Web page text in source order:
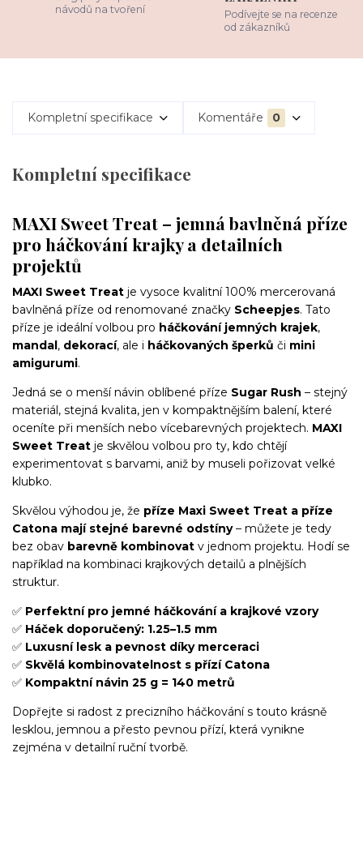
návodů na tvoření
Podívejte se na recenze
od zákazníků
Kompletní specifikace Komentáře 0
Kompletní specifikace
MAXI Sweet Treat – jemná bavlněná příze
pro háčkování krajky a detailních
projektů
MAXI Sweet Treat je vysoce kvalitní 100% mercerovaná
bavlněná příze od renomované značky Scheepjes. Tato
příze je ideální volbou pro háčkování jemných krajek,
mandal, dekorací, ale i háčkovaných šperků či mini
amigurumi.
Jedná se o menší návin oblíbené příze Sugar Rush – stejný
materiál, stejná kvalita, jen v kompaktnějším balení, které
oceníte při menších nebo vícebarevných projektech. MAXI
Sweet Treat je skvělou volbou pro ty, kdo chtějí
experimentovat s barvami, aniž by museli pořizovat velké
klubko.
Skvělou výhodou je, že příze Maxi Sweet Treat a příze
Catona mají stejné barevné odstíny– můžete je tedy
bez obav barevně kombinovat v jednom projektu. Hodí se
například na kombinaci krajkových detailů a plnějších
struktur.
✅ Perfektní pro jemné háčkování a krajkové vzory
✅ Háček doporučený: 1.25–1.5 mm
✅ Luxusní lesk a pevnost díky merceraci
✅ Skvělá kombinovatelnost s přízí Catona
✅ Kompaktní návin 25 g = 140 metrů
Dopřejte si radost z precizního háčkování s touto krásně
lesklou, jemnou a přesto pevnou přízí, která vynikne
zejména v detailní ruční tvorbě.